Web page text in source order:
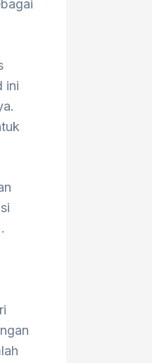
ini